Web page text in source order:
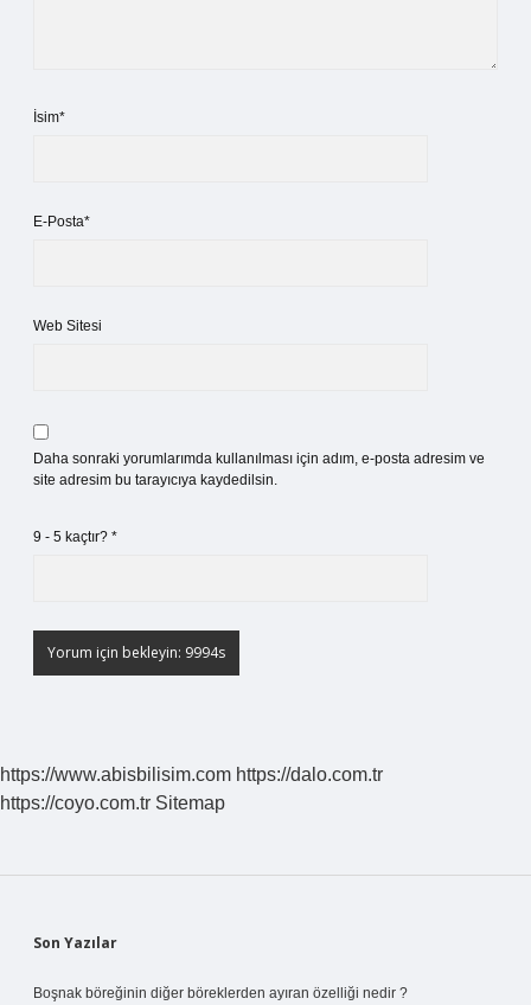
İsim*
E-Posta*
Web Sitesi
Daha sonraki yorumlarımda kullanılması için adım, e-posta adresim ve
site adresim bu tarayıcıya kaydedilsin.
9 - 5 kaçtır? *
https://www.abisbilisim.com https://dalo.com.tr
https://coyo.com.tr Sitemap
Sidebar
Son Yazılar
Boşnak böreğinin diğer böreklerden ayıran özelliği nedir ?